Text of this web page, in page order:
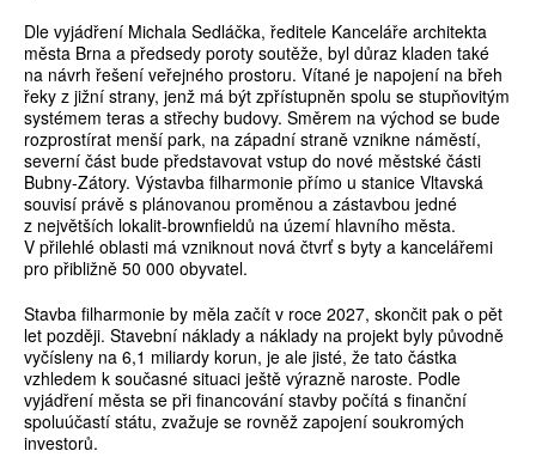
Dle vyjádření Michala Sedláčka, ředitele Kanceláře architekta
města Brna a předsedy poroty soutěže, byl důraz kladen také
na návrh řešení veřejného prostoru. Vítané je napojení na břeh
řeky z jižní strany, jenž má být zpřístupněn spolu se stupňovitým
systémem teras a střechy budovy. Směrem na východ se bude
rozprostírat menší park, na západní straně vznikne náměstí,
severní část bude představovat vstup do nové městské části
Bubny-Zátory. Výstavba filharmonie přímo u stanice Vltavská
souvisí právě s plánovanou proměnou a zástavbou jedné
z největších lokalit-brownfieldů na území hlavního města.
V přilehlé oblasti má vzniknout nová čtvrť s byty a kancelářemi
pro přibližně 50 000 obyvatel.
Stavba filharmonie by měla začít v roce 2027, skončit pak o pět
let později. Stavební náklady a náklady na projekt byly původně
vyčísleny na 6,1 miliardy korun, je ale jisté, že tato částka
vzhledem k současné situaci ještě výrazně naroste. Podle
vyjádření města se při financování stavby počítá s finanční
spoluúčastí státu, zvažuje se rovněž zapojení soukromých
investorů.